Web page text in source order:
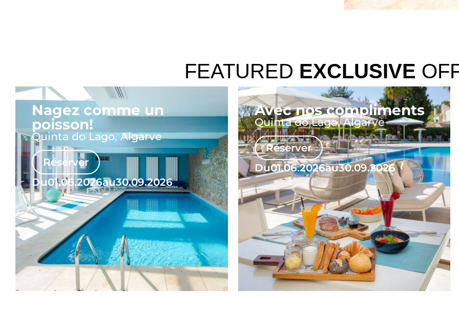
FEATURED EXCLUSIVE
Nagez comme un
poisson!
Quinta do Lago, Algarve
Réserver
Du01.06.2026au30.09.2026
Avec nos compliments
Quinta do Lago, Algarve
Réserver
Du01.06.2026au30.09.2026